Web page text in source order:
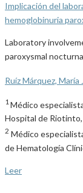
Implicación del
hemoglobinuria
Laboratory
paroxysmal
Ruíz Márquez, María
1 Médico
Hospital de Riotinto,
2 Médico
de Hematología
Leer